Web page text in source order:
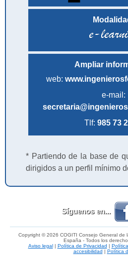
Ampliar
web:
e-mail:
Tlf: 985 73
* Partiendo de la base de
dirigidos a un perfil mínimo
Síguenos en...
Copyright © 2026 COGITI Consejo General de
España - Todos los
Aviso legal
Política de Privacidad
accesibilidad
Política